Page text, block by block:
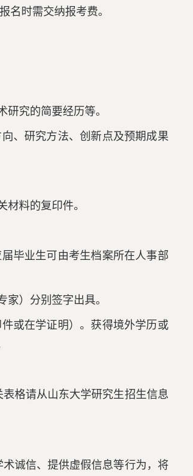
名时需交纳报考费。
研究的简要经历等。
、研究方法、创新点及预期成果
材料的复印件。
毕业生可由考生档案所在人事部
家）分别签字出具。
或在学证明）。获得境外学历或
格请从山东大学研究生招生信息
诚信、提供虚假信息等行为，将